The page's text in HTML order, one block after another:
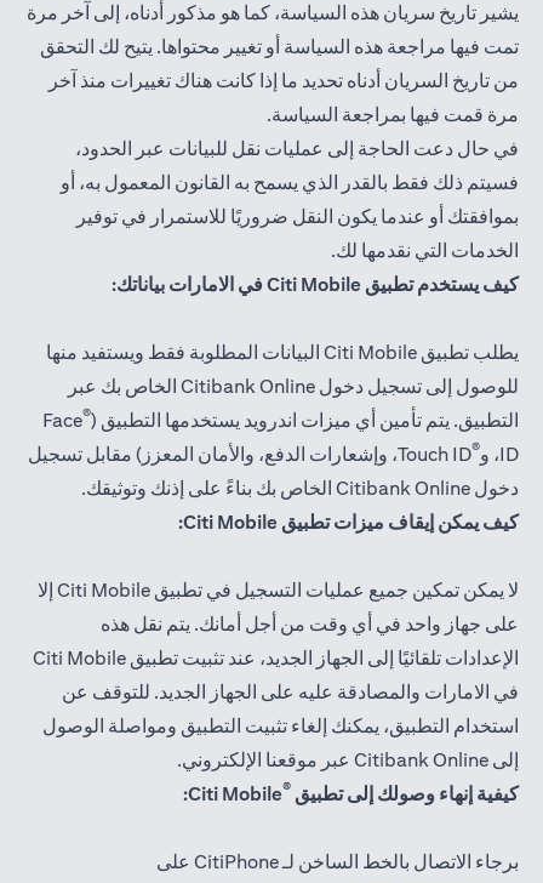
يشير تاريخ سريان هذه السياسة، كما هو مذكور أدناه، إلى آخر مرة
تمت فيها مراجعة هذه السياسة أو تغيير محتواها. يتيح لك التحقق
من تاريخ السريان أدناه تحديد ما إذا كانت هناك تغييرات منذ آخر
مرة قمت فيها بمراجعة السياسة.
في حال دعت الحاجة إلى عمليات نقل للبيانات عبر الحدود،
فسيتم ذلك فقط بالقدر الذي يسمح به القانون المعمول به، أو
بموافقتك أو عندما يكون النقل ضروريًا للاستمرار في توفير
الخدمات التي نقدمها لك.
كيف يستخدم تطبيق Citi Mobile في الامارات بياناتك:
يطلب تطبيق Citi Mobile البيانات المطلوبة فقط ويستفيد منها
للوصول إلى تسجيل دخول Citibank Online الخاص بك عبر
التطبيق. يتم تأمين أي ميزات اندرويد يستخدمها التطبيق (®
Face
ID، و
®
Touch ID، وإشعارات الدفع، والأمان المعزز) مقابل تسجيل
دخول Citibank Online الخاص بك بناءً على إذنك وتوثيقك.
كيف يمكن إيقاف ميزات تطبيق Citi Mobile:
لا يمكن تمكين جميع عمليات التسجيل في تطبيق Citi Mobile إلا
على جهاز واحد في أي وقت من أجل أمانك. يتم نقل هذه
الإعدادات تلقائيًا إلى الجهاز الجديد، عند تثبيت تطبيق Citi Mobile
في الامارات والمصادقة عليه على الجهاز الجديد. للتوقف عن
استخدام التطبيق، يمكنك إلغاء تثبيت التطبيق ومواصلة الوصول
إلى Citibank Online عبر موقعنا الإلكتروني.
كيفية إنهاء وصولك إلى تطبيق ®
Citi Mobile:
برجاء الاتصال بالخط الساخن لـ CitiPhone على